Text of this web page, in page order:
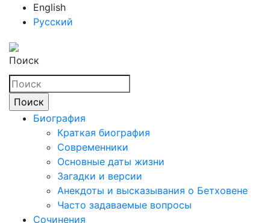
English
Русский
Поиск
Биография
Краткая биография
Современники
Основные даты жизни
Загадки и версии
Анекдоты и высказывания о Бетховене
Часто задаваемые вопросы
Сочинения